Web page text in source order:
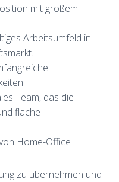
mit großem
Arbeitsumfeld in
Team, das die
flache
Home-Office
zu übernehmen und